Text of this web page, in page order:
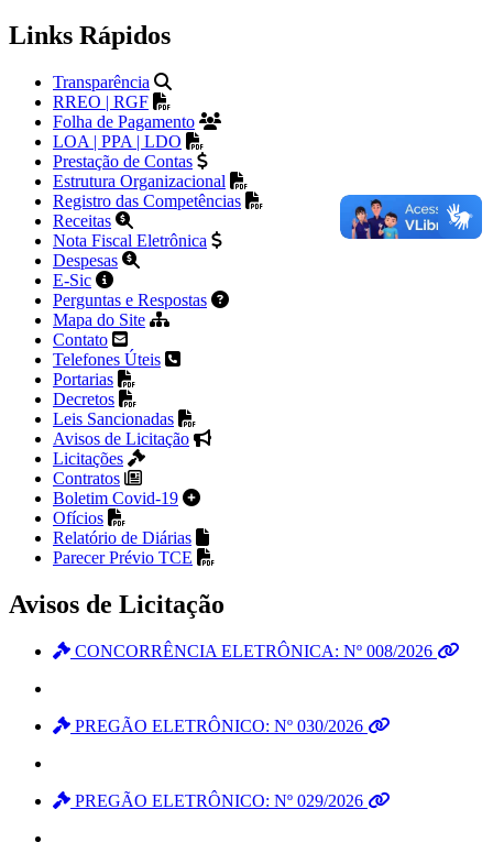
Links Rápidos
Transparência
RREO | RGF
Folha de Pagamento
LOA | PPA | LDO
Prestação de Contas
Estrutura Organizacional
Registro das Competências
Receitas
Nota Fiscal Eletrônica
Despesas
E-Sic
Perguntas e Respostas
Mapa do Site
Contato
Telefones Úteis
Portarias
Decretos
Leis Sancionadas
Avisos de Licitação
Licitações
Contratos
Boletim Covid-19
Ofícios
Relatório de Diárias
Parecer Prévio TCE
Avisos de Licitação
CONCORRÊNCIA ELETRÔNICA: Nº 008/2026
PREGÃO ELETRÔNICO: Nº 030/2026
PREGÃO ELETRÔNICO: Nº 029/2026